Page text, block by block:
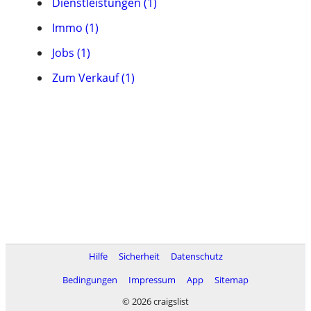
Immo (1)
Jobs (1)
Zum Verkauf (1)
Hilfe Sicherheit
Datenschutz
Bedingungen
Impressum App
Sitemap
© 2026 craigslist